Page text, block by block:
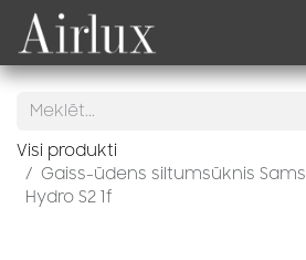
Skip to Content
Visi produkti
Gaiss-ūdens siltumsūknis
Hydro S2 1f